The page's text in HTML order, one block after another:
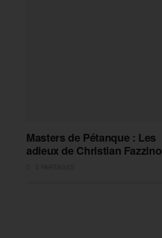
Masters de Pétanque : Les
adieux de Christian Fazzino